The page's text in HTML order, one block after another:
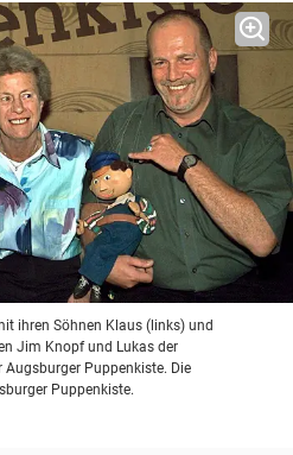
ihren Söhnen Klaus (links) und
Jim Knopf und Lukas der
Puppenkiste. Die
Puppenkiste.